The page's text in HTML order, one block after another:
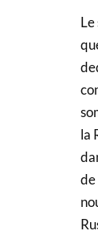
la
de